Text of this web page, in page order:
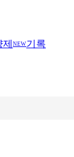
NEW기록